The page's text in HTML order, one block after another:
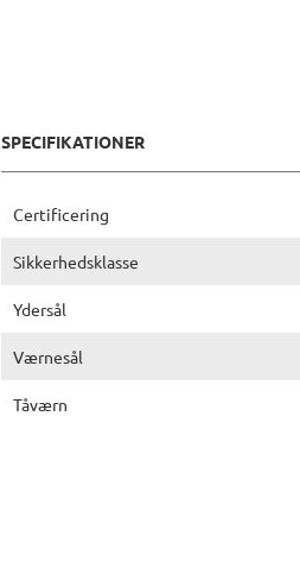
SPECIFIKATIONER
Certificering
Sikkerhedsklasse
Ydersål
Værnesål
Tåværn